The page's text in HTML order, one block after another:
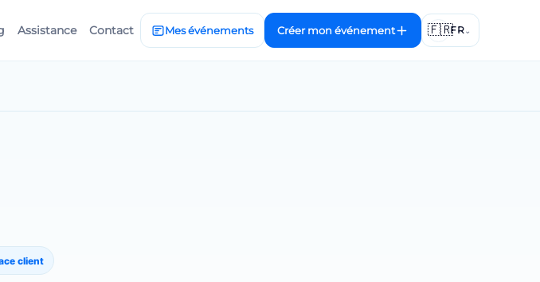
Assistance Contact Mes événements Créer mon événement 🇫🇷FR⌄
client